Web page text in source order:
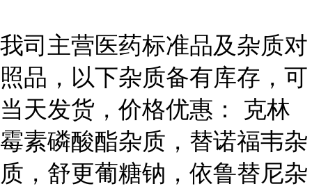
我司主营医药标准品及杂质对
照品，以下杂质备有库存，可
当天发货，价格优惠： 克林
霉素磷酸酯杂质，替诺福韦杂
质，舒更葡糖钠，依鲁替尼杂